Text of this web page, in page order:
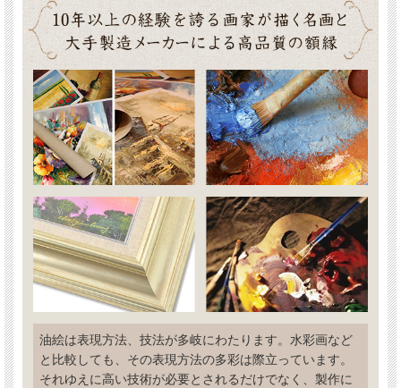
油絵は表現方法、技法が多岐にわたります。水彩画など
と比較しても、その表現方法の多彩は際立っています。
それゆえに高い技術が必要とされるだけでなく、製作に